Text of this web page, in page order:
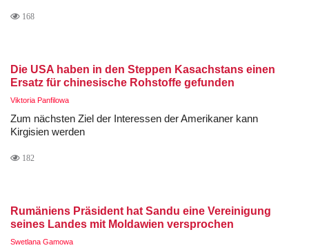
168
Die USA haben in den Steppen Kasachstans einen
Ersatz für chinesische Rohstoffe gefunden
Viktoria Panfilowa
Zum nächsten Ziel der Interessen der Amerikaner kann
Kirgisien werden
182
Rumäniens Präsident hat Sandu eine Vereinigung
seines Landes mit Moldawien versprochen
Swetlana Gamowa